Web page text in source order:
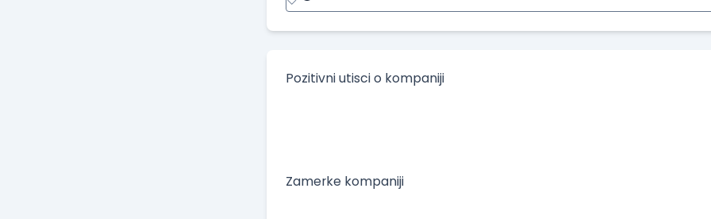
Pozitivni utisci o kompaniji
Zamerke kompaniji